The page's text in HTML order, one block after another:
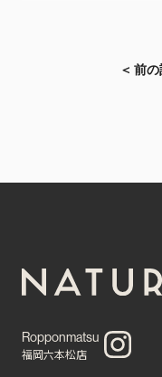
＜ 前
Ropponmatsu
福岡六本松店